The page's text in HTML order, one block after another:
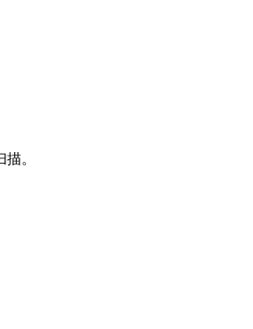
。